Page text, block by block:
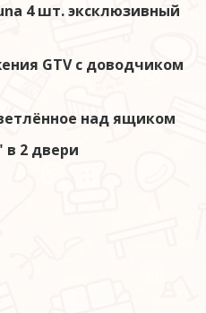
4 шт. эксклюзивный
GTV с доводчиком
над ящиком
в 2 двери